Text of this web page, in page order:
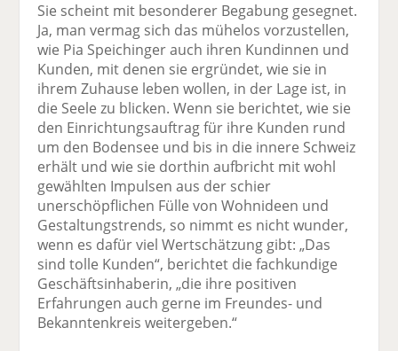
Sie scheint mit besonderer Begabung gesegnet.
Ja, man vermag sich das mühelos vorzustellen,
wie Pia Speichinger auch ihren Kundinnen und
Kunden, mit denen sie ergründet, wie sie in
ihrem Zuhause leben wollen, in der Lage ist, in
die Seele zu blicken. Wenn sie berichtet, wie sie
den Einrichtungsauftrag für ihre Kunden rund
um den Bodensee und bis in die innere Schweiz
erhält und wie sie dorthin aufbricht mit wohl
gewählten Impulsen aus der schier
unerschöpflichen Fülle von Wohnideen und
Gestaltungstrends, so nimmt es nicht wunder,
wenn es dafür viel Wertschätzung gibt: „Das
sind tolle Kunden“, berichtet die fachkundige
Geschäftsinhaberin, „die ihre positiven
Erfahrungen auch gerne im Freundes- und
Bekanntenkreis weitergeben.“